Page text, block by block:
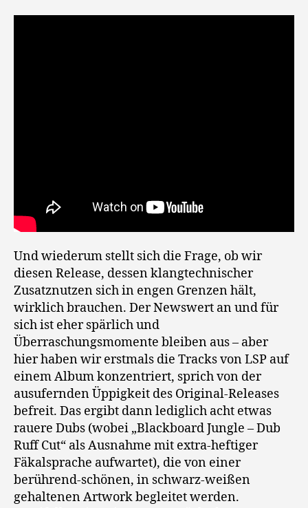
Und wiederum stellt sich die Frage, ob wir
diesen Release, dessen klangtechnischer
Zusatznutzen sich in engen Grenzen hält,
wirklich brauchen. Der Newswert an und für
sich ist eher spärlich und
Überraschungsmomente bleiben aus – aber
hier haben wir erstmals die Tracks von LSP auf
einem Album konzentriert, sprich von der
ausufernden Üppigkeit des Original-Releases
befreit. Das ergibt dann lediglich acht etwas
rauere Dubs (wobei „Blackboard Jungle – Dub
Ruff Cut“ als Ausnahme mit extra-heftiger
Fäkalsprache aufwartet), die von einer
berührend-schönen, in schwarz-weißen
gehaltenen Artwork begleitet werden.